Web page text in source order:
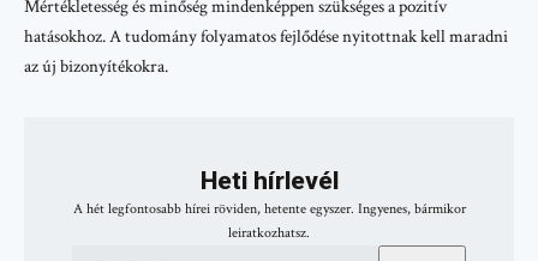
Mértékletesség és minőség mindenképpen szükséges a pozitív
hatásokhoz. A tudomány folyamatos fejlődése nyitottnak kell maradni
az új bizonyítékokra.
Heti hírlevél
A hét legfontosabb hírei röviden, hetente egyszer. Ingyenes, bármikor
leiratkozhatsz.